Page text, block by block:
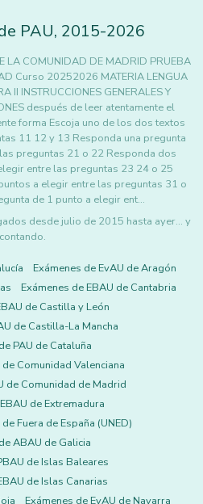
PAU, 2015-2026
LA COMUNIDAD DE MADRID PRUEBA
Curso 20252026 MATERIA LENGUA
II INSTRUCCIONES GENERALES Y
después de leer atentamente el
forma Escoja uno de los dos textos
11 12 y 13 Responda una pregunta
preguntas 21 o 22 Responda dos
entre las preguntas 23 24 o 25
a elegir entre las preguntas 31 o
de 1 punto a elegir ent…
desde julio de 2015 hasta ayer... y
contando.
Exámenes de EvAU de Aragón
Exámenes de EBAU de Cantabria
de Castilla y León
de Castilla-La Mancha
PAU de Cataluña
de Comunidad Valenciana
de Comunidad de Madrid
de Extremadura
Fuera de España (UNED)
ABAU de Galicia
de Islas Baleares
de Islas Canarias
Exámenes de EvAU de Navarra